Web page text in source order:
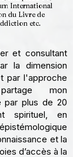
International
du Livre de
etc.
et consultant
la dimension
par l'approche
mon
par plus de 20
spirituel, en
et la
d’accès à la